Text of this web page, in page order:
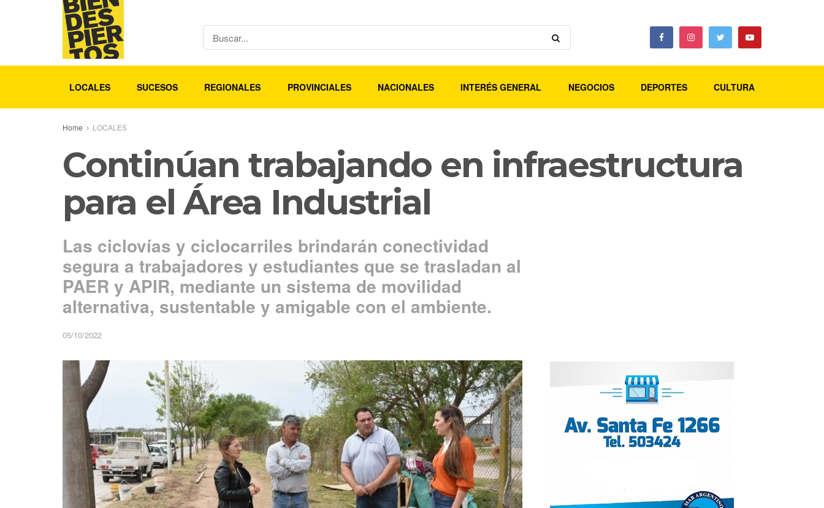
LOCALES SUCESOS REGIONALES PROVINCIALES NACIONALES INTERÉS GENERAL NEGOCIOS DEPORTES CULTURA
Home LOCALES
Continúan trabajando en infraestructura
para el Área Industrial
Las ciclovías y ciclocarriles brindarán conectividad
segura a trabajadores y estudiantes que se trasladan al
PAER y APIR, mediante un sistema de movilidad
alternativa, sustentable y amigable con el ambiente.
05/10/2022